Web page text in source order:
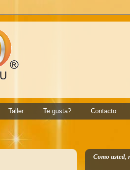
Taller Te gusta? Contacto
Como usted,